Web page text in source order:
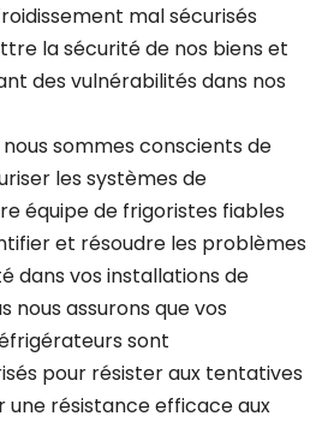
mal sécurisés
la sécurité de nos biens et
des vulnérabilités dans nos
sommes conscients de
les systèmes de
équipe de frigoristes fiables
et résoudre les problèmes
dans vos installations de
nous assurons que vos
sont
pour résister aux tentatives
une résistance efficace aux